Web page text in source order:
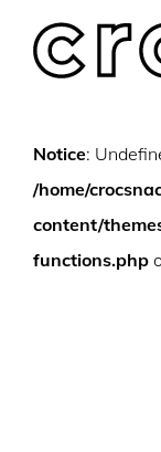
Notice:
/home/
content/
functions.php